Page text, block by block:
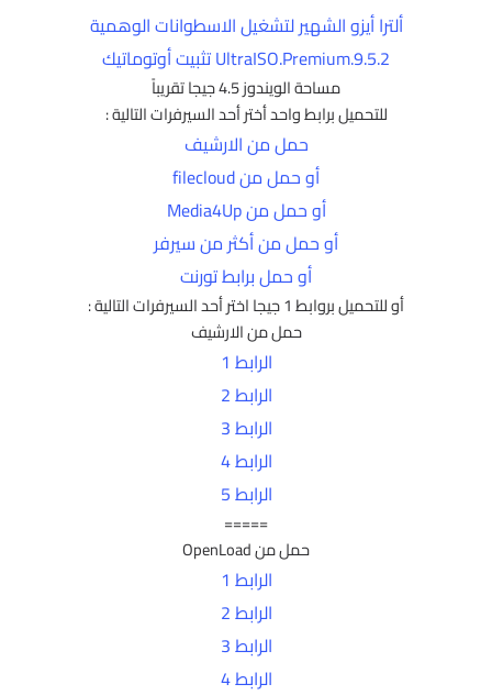
ألترا أيزو الشهير لتشغيل الاسطوانات الوهمية
UltraISO.Premium.9.5.2 تثبيت أوتوماتيك
مساحة الويندوز 4.5 جيجا تقريباً
للتحميل برابط واحد أختر أحد السيرفرات التالية :
حمل من الارشيف
أو حمل من filecloud
أو حمل من Media4Up
أو حمل من أكثر من سيرفر
أو حمل برابط تورنت
أو للتحميل بروابط 1 جيجا اختر أحد السيرفرات التالية :
حمل من الارشيف
الرابط 1
الرابط 2
الرابط 3
الرابط 4
الرابط 5
=====
حمل من OpenLoad
الرابط 1
الرابط 2
الرابط 3
الرابط 4